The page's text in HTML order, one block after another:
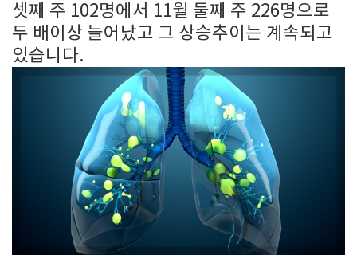
셋째 주 102명에서 11월 둘째 주 226명으로
두 배이상 늘어났고 그 상승추이는 계속되고
있습니다.